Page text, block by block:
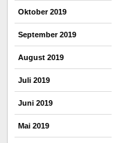
Oktober 2019
September 2019
August 2019
Juli 2019
Juni 2019
Mai 2019